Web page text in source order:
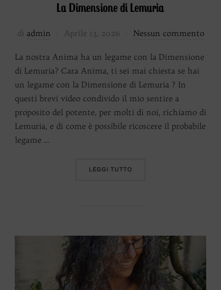
La Dimensione di Lemuria
di admin
Pubblicato
Aprile 13, 2026 Nessun commento
La nostra Anima ha un legame con la Dimensione
di Lemuria? Cara Anima, ti sei mai chiesta se hai
un legame con la Dimensione di Lemuria ? In
questi brevi video condivido il mio sentire a
proposito del potente, per molti di noi, richiamo di
Lemuria, e di come è possibile ricoscere il probabile
legame …
LEGGI TUTTO